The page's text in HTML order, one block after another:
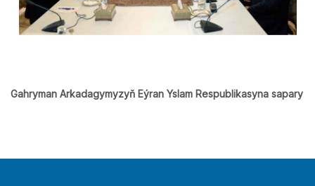
Gahryman Arkadagymyzyň Eýran Yslam Respublikasyna sapary